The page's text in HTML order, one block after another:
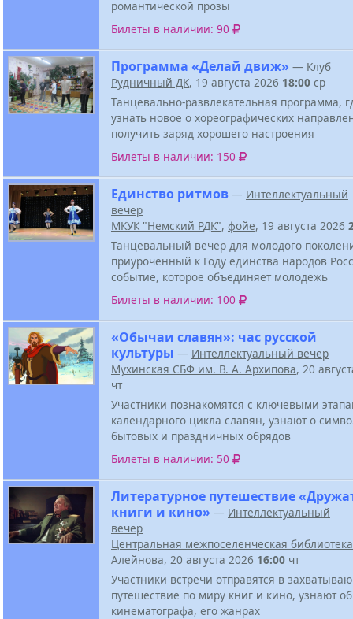
романтической прозы
Билеты в наличии: 90
Программа «Делай движ» — Клуб
Рудничный ДК, 19 августа 2026 18:00 ср
Танцевально-развлекательная программа,
узнать новое о хореографических
получить заряд хорошего настроения
Билеты в наличии: 150
Единство ритмов — Интеллектуальный
вечер
МКУК "Немский РДК", фойе, 19 августа 2026
Танцевальный вечер для молодого
приуроченный к Году единства народов
событие, которое объединяет молодежь
Билеты в наличии: 100
«Обычаи славян»: час русской
культуры — Интеллектуальный вечер
Мухинская СБФ им. В. А. Архипова, 20
чт
Участники познакомятся с ключевыми
календарного цикла славян, узнают о
бытовых и праздничных обрядов
Билеты в наличии: 50
Литературное путешествие
книги и кино» — Интеллектуальный
вечер
Центральная межпоселенческая
Алейнова, 20 августа 2026 16:00 чт
Участники встречи отправятся в
путешествие по миру книг и кино, узнают
кинематографа, его жанрах